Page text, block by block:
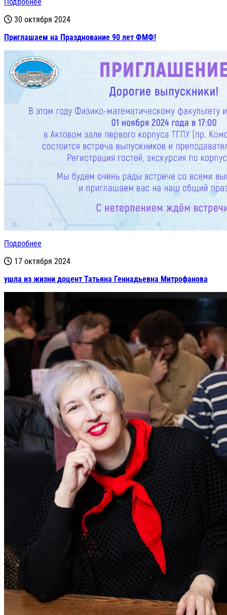
30 октября 2024
Приглашаем на Празднование 90 лет ФМФ!
Подробнее
17 октября 2024
ушла из жизни доцент Татьяна Геннадьевна Митрофанова